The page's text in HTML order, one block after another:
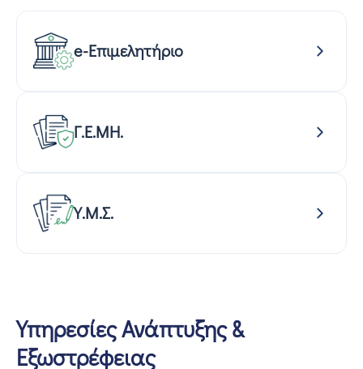
e-Επιμελητήριο
Γ.Ε.ΜΗ.
Υ.Μ.Σ.
Υπηρεσίες Ανάπτυξης &
Εξωστρέφειας